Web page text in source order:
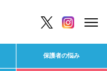
保護者の悩み